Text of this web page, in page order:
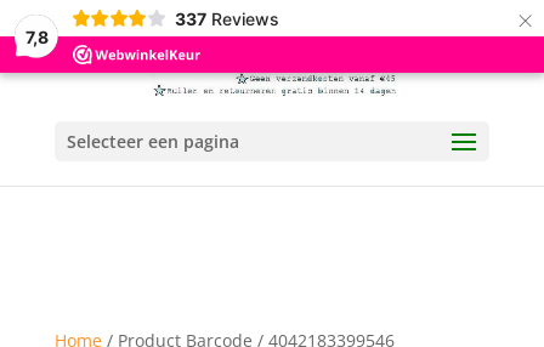
7,8
337 Reviews ×
Selecteer een pagina
Home/ Product Barcode / 4042183399546